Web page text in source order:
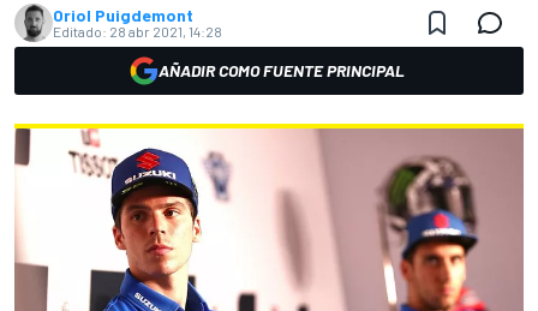
Oriol Puigdemont
Editado: 28 abr 2021, 14:28
AÑADIR COMO FUENTE PRINCIPAL